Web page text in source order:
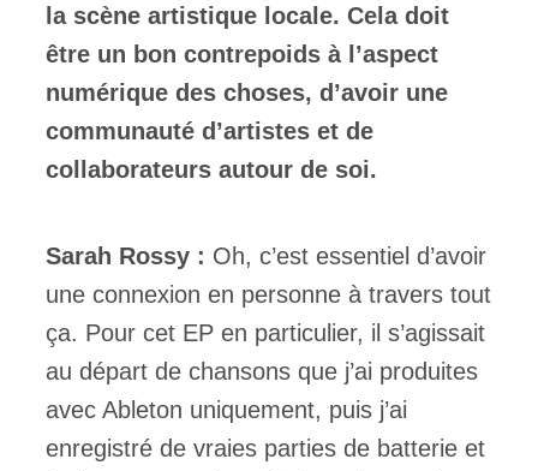
la scène artistique locale. Cela doit
être un bon contrepoids à l’aspect
numérique des choses, d’avoir une
communauté d’artistes et de
collaborateurs autour de soi.
Sarah Rossy : Oh, c’est essentiel d’avoir
une connexion en personne à travers tout
ça. Pour cet EP en particulier, il s’agissait
au départ de chansons que j’ai produites
avec Ableton uniquement, puis j’ai
enregistré de vraies parties de batterie et